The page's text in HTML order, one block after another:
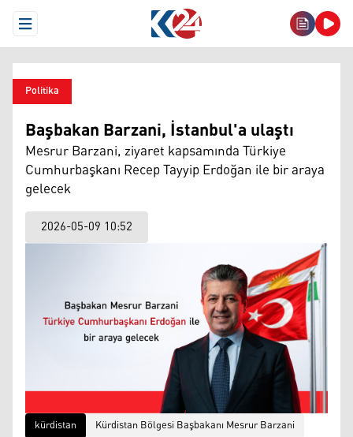
Open Menu
Politika
Başbakan Barzani, İstanbul'a ulaştı
Mesrur Barzani, ziyaret kapsamında Türkiye
Cumhurbaşkanı Recep Tayyip Erdoğan ile bir araya
gelecek
2026-05-09 10:52
kürdistan Kürdistan Bölgesi Başbakanı Mesrur ​​Barzani